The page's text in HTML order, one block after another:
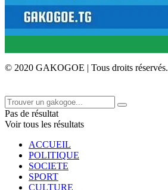
© 2020 GAKOGOE | Tous droits réservés.
Pas de résultat
Voir tous les résultats
ACCUEIL
POLITIQUE
SOCIETE
SPORT
CULTURE